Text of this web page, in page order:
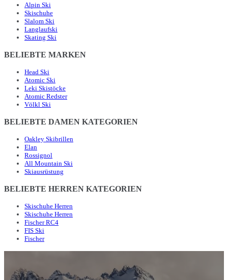
Alpin Ski
Skischuhe
Slalom Ski
Langlaufski
Skating Ski
BELIEBTE MARKEN
Head Ski
Atomic Ski
Leki Skistöcke
Atomic Redster
Völkl Ski
BELIEBTE DAMEN KATEGORIEN
Oakley Skibrillen
Elan
Rossignol
All Mountain Ski
Skiausrüstung
BELIEBTE HERREN KATEGORIEN
Skischuhe Herren
Skischuhe Herren
Fischer RC4
FIS Ski
Fischer